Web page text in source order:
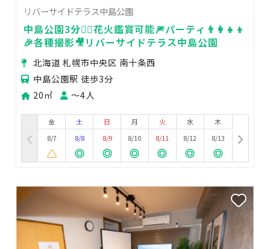
リバーサイドテラス中島公園
中島公園3分🚶‍♂️花火鑑賞可能🎆パーティ👨‍👩‍👧‍👦
🎉各種撮影🎥リバーサイドテラス中島公園
北海道 札幌市中央区 南十条西
中島公園駅 徒歩3分
20㎡
〜4人
金
8/7
土
8/8
日
8/9
月
8/10
火
8/11
水
8/12
木
8/13